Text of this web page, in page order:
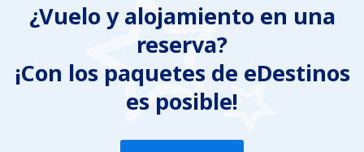
¿Vuelo y alojamiento en una
reserva?
¡Con los paquetes de eDestinos
es posible!